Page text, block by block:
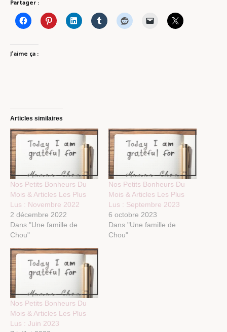
Partager :
J’aime ça :
Articles similaires
Nos Petits Bonheurs Du
Mois & Articles Les Plus
Lus : Novembre 2022
2 décembre 2022
Dans "Une famille de
Chou"
Nos Petits Bonheurs Du
Mois & Articles Les Plus
Lus : Septembre 2023
6 octobre 2023
Dans "Une famille de
Chou"
Nos Petits Bonheurs Du
Mois & Articles Les Plus
Lus : Juin 2023